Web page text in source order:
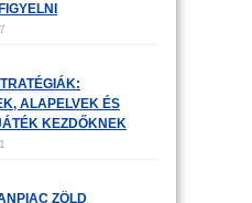
ALAPELVEK ÉS
KEZDŐKNEK
ZÖLD